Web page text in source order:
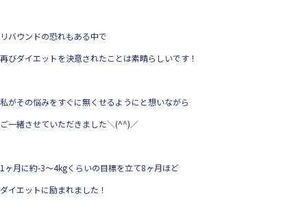
リバウンドの恐れもある中で
再びダイエットを決意されたことは素晴らしいです！
私がその悩みをすぐに無くせるようにと想いながら
ご一緒させていただきました＼(^^)／
1ヶ月に約-3〜4kgくらいの目標を立て8ヶ月ほど
ダイエットに励まれました！